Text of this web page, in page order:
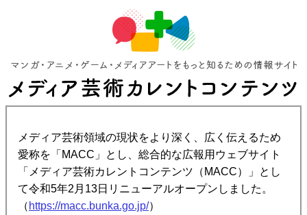
メディア芸術領域の現状をより深く、広く伝えるため
愛称を「MACC」とし、総合的な広報用ウェブサイト
「メディア芸術カレントコンテンツ（MACC）」とし
て令和5年2月13日リニューアルオープンしました。
（ https://macc.bunka.go.jp/）